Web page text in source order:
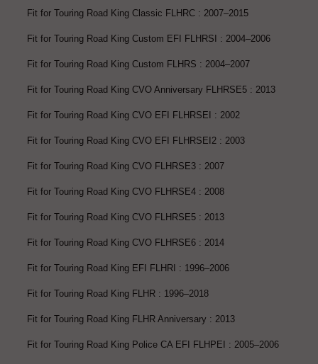
Fit for Touring Road King Classic FLHRC : 2007–2015
Fit for Touring Road King Custom EFI FLHRSI : 2004–2006
Fit for Touring Road King Custom FLHRS : 2004–2007
Fit for Touring Road King CVO Anniversary FLHRSE5 : 2013
Fit for Touring Road King CVO EFI FLHRSEI : 2002
Fit for Touring Road King CVO EFI FLHRSEI2 : 2003
Fit for Touring Road King CVO FLHRSE3 : 2007
Fit for Touring Road King CVO FLHRSE4 : 2008
Fit for Touring Road King CVO FLHRSE5 : 2013
Fit for Touring Road King CVO FLHRSE6 : 2014
Fit for Touring Road King EFI FLHRI : 1996–2006
Fit for Touring Road King FLHR : 1996–2018
Fit for Touring Road King FLHR Anniversary : 2013
Fit for Touring Road King Police CA EFI FLHPEI : 2005–2006